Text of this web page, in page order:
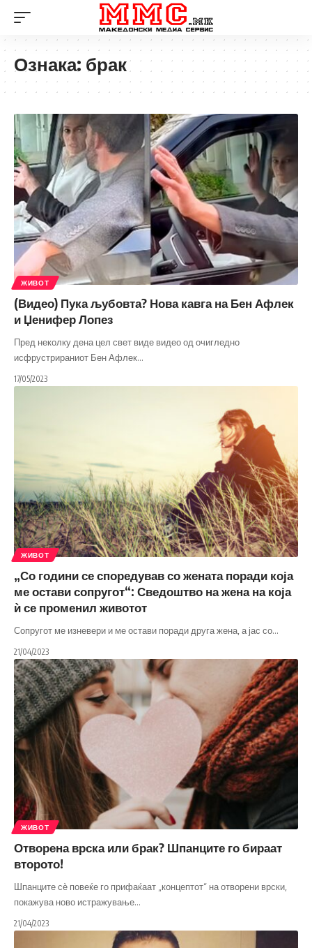
Ознака: брак
ЖИВОТ
(Видео) Пука љубовта? Нова кавга на Бен Афлек
и Џенифер Лопез
Пред неколку дена цел свет виде видео од очигледно
исфрустрираниот Бен Афлек…
17/05/2023
ЖИВОТ
„Со години се споредував со жената поради која
ме остави сопругот“: Сведоштво на жена на која
ѝ се променил животот
Сопругот ме изневери и ме остави поради друга жена, а јас со…
21/04/2023
ЖИВОТ
Отворена врска или брак? Шпанците го бираат
второто!
Шпанците сѐ повеќе го прифаќаат „концептот“ на отворени врски,
покажува ново истражување…
21/04/2023